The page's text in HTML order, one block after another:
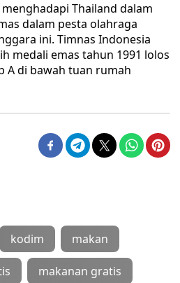
Thailand dalam
dalam pesta olahraga
ini. Timnas Indonesia
medali emas tahun 1991 lolos
A di bawah tuan rumah
kodim makan
makanan gratis